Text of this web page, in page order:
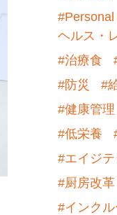
#Personal
ヘルス・
#治療食
#防災
#
#健康管理
#低栄養
#エイジテ
#厨房改革
#インク